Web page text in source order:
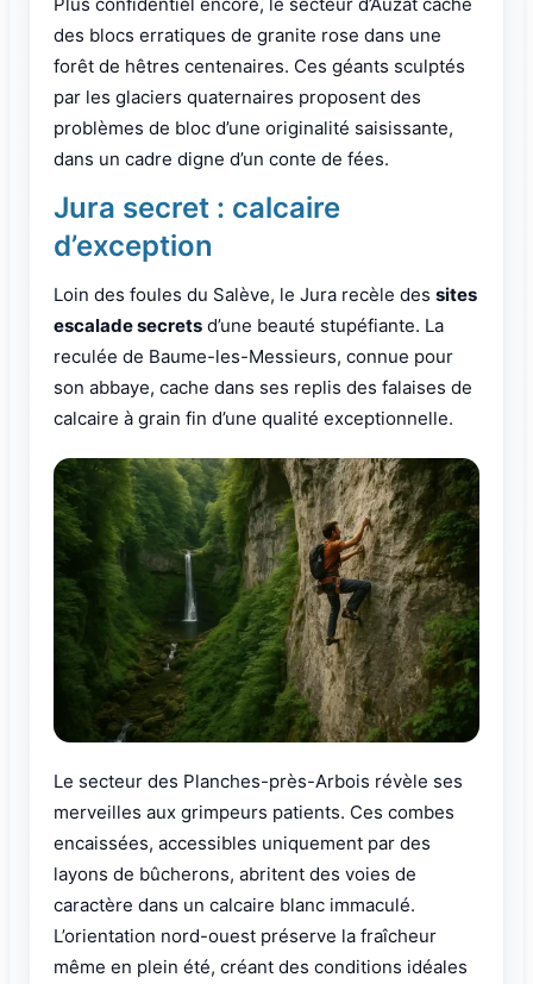
des blocs erratiques de granite rose dans une
forêt de hêtres centenaires. Ces géants sculptés
par les glaciers quaternaires proposent des
problèmes de bloc d’une originalité saisissante,
dans un cadre digne d’un conte de fées.
Jura secret : calcaire
d’exception
Loin des foules du Salève, le Jura recèle des sites
escalade secrets d’une beauté stupéfiante. La
reculée de Baume-les-Messieurs, connue pour
son abbaye, cache dans ses replis des falaises de
calcaire à grain fin d’une qualité exceptionnelle.
Le secteur des Planches-près-Arbois révèle ses
merveilles aux grimpeurs patients. Ces combes
encaissées, accessibles uniquement par des
layons de bûcherons, abritent des voies de
caractère dans un calcaire blanc immaculé.
L’orientation nord-ouest préserve la fraîcheur
même en plein été, créant des conditions idéales